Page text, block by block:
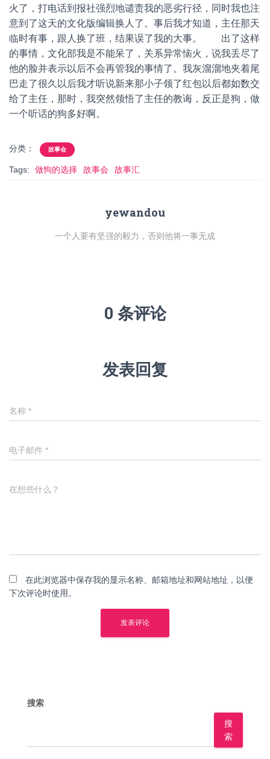
火了，打电话到报社强烈地谴责我的恶劣行径，同时我也注
意到了这天的文化版编辑换人了。事后我才知道，主任那天
临时有事，跟人换了班，结果误了我的大事。 出了这样
的事情，文化部我是不能呆了，关系异常恼火，说我丢尽了
他的脸并表示以后不会再管我的事情了。我灰溜溜地夹着尾
巴走了很久以后我才听说新来那小子领了红包以后都如数交
给了主任，那时，我突然领悟了主任的教诲，反正是狗，做
一个听话的狗多好啊。
分类： 故事会
Tags: 做狗的选择 故事会 故事汇
yewandou
一个人要有坚强的毅力，否则他将一事无成
0 条评论
发表回复
名称 *
电子邮件 *
在想些什么？
在此浏览器中保存我的显示名称、邮箱地址和网站地址，以便
下次评论时使用。
搜索
搜
索